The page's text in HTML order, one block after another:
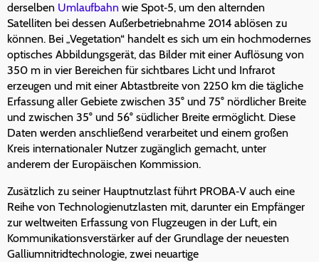
derselben Umlaufbahn wie Spot‑5, um den alternden
Satelliten bei dessen Außerbetriebnahme 2014 ablösen zu
können. Bei „Vegetation“ handelt es sich um ein hochmodernes
optisches Abbildungsgerät, das Bilder mit einer Auflösung von
350 m in vier Bereichen für sichtbares Licht und Infrarot
erzeugen und mit einer Abtastbreite von 2250 km die tägliche
Erfassung aller Gebiete zwischen 35° und 75° nördlicher Breite
und zwischen 35° und 56° südlicher Breite ermöglicht. Diese
Daten werden anschließend verarbeitet und einem großen
Kreis internationaler Nutzer zugänglich gemacht, unter
anderem der Europäischen Kommission.
Zusätzlich zu seiner Hauptnutzlast führt PROBA‑V auch eine
Reihe von Technologienutzlasten mit, darunter ein Empfänger
zur weltweiten Erfassung von Flugzeugen in der Luft, ein
Kommunikationsverstärker auf der Grundlage der neuesten
Galliumnitridtechnologie, zwei neuartige